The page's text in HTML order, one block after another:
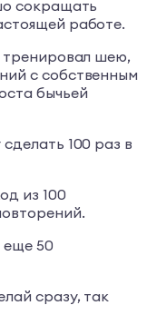
сокращать
работе.
тренировал шею,
с собственным
бычьей
100 раз в
из 100
еще 50
сразу, так